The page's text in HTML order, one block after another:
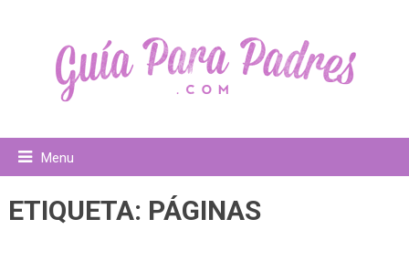
Menu
ETIQUETA: PÁGINAS